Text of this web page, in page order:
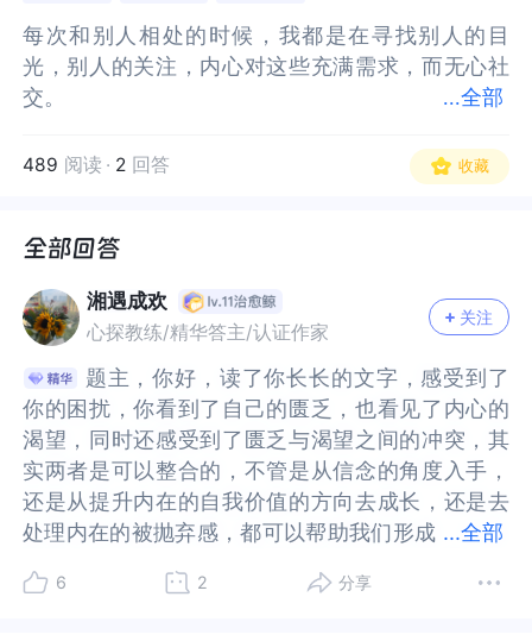
...全部
每次和别人相处的时候，我都是在寻找别人的目
光，别人的关注，内心对这些充满需求，而无心社
交。
包括我一个人的时候，我都怀着忐忑的心情，时刻
寻找爱，寻找关注。在这种状态下，我的社交是退
做出主动、关心的行为。我没办法主动关心别人，
因为我自己也是匮乏的。这种主动付出让我难以忍
受，让我在潜意识深处感觉不被爱。当我匮乏时，
没有办法主动付出，匮乏感包围着我，让我不敢主
动上前。这与正常的状态不同，正常状态下，不会
感觉外面的世界是危险，且面对危险总是感觉不到
那么绝望和无力，而是身体力行的解决。
我总是把关系或者负面想的特别坏，理智告诉我世
界上任何关系都不会这么坏。
我还是有自我轻视和厌恶的倾向，做事情的时候，
献微不足道。我不敢对他人提出要求与看法，我害
每次和别人相处的时候，我都是在寻找别人的目
光，别人的关注，内心对这些充满需求，而无心社
交。
包括我一个人的时候，我都怀着忐忑的心情，时刻
寻找爱，寻找关注。在这种状态下，我的社交是退
做出主动、关心的行为。我没办法主动关心别人，
因为我自己也是匮乏的。这种主动付出让我难以忍
受，让我在潜意识深处感觉不被爱。当我匮乏时，
没有办法主动付出，匮乏感包围着我，让我不敢主
动上前。这与正常的状态不同，正常状态下，不会
感觉外面的世界是危险，且面对危险总是感觉不到
那么绝望和无力，而是身体力行的解决。
我总是把关系或者负面想的特别坏，理智告诉我世
界上任何关系都不会这么坏。
我还是有自我轻视和厌恶的倾向，做事情的时候，
献微不足道。我不敢对他人提出要求与看法，我害
489 阅读 · 2 回答 收藏
湘遇成欢
心探教练/精华答主/认证作家
关注
...全部
题主，你好，读了你长长的文字，感受到了
你的困扰，你看到了自己的匮乏，也看见了内心的
渴望，同时还感受到了匮乏与渴望之间的冲突，其
实两者是可以整合的，不管是从信念的角度入手，
还是从提升内在的自我价值的方向去成长，还是去
处理内在的被抛弃感，都可以帮助我们形成
觉得外面的世界是危险的，会把关系想得特别坏？
你的困扰，你看到了自己的匮乏，也看见了内心的
渴望，同时还感受到了匮乏与渴望之间的冲突，其
实两者是可以整合的，不管是从信念的角度入手，
还是从提升内在的自我价值的方向去成长，还是去
处理内在的被抛弃感，都可以帮助我们形成更稳定
面的世界是危险的，会把关系想得特别坏？从心理
6 2 分享